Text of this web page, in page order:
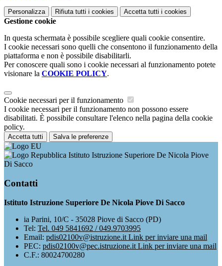
Personalizza Rifiuta tutti i cookies Accetta tutti i cookies
Gestione cookie
In questa schermata è possibile scegliere quali cookie consentire.
I cookie necessari sono quelli che consentono il funzionamento della
piattaforma e non è possibile disabilitarli.
Per conoscere quali sono i cookie necessari al funzionamento potete
visionare la COOKIE POLICY.
Cookie necessari per il funzionamento
I cookie necessari per il funzionamento non possono essere
disabilitati. È possibile consultare l'elenco nella pagina della cookie
policy.
Accetta tutti Salva le preferenze
Istituto Istruzione Superiore De Nicola Piove
Di Sacco
Contatti
Istituto Istruzione Superiore De Nicola Piove Di Sacco
ia Parini, 10/C - 35028 Piove di Sacco (PD)
Tel: Tel. 049 5841692 / 049.9703995
Email: pdis02100v@istruzione.it Link per inviare una mail
PEC: pdis02100v@pec.istruzione.it Link per inviare una mail
C.F.: 80024700280